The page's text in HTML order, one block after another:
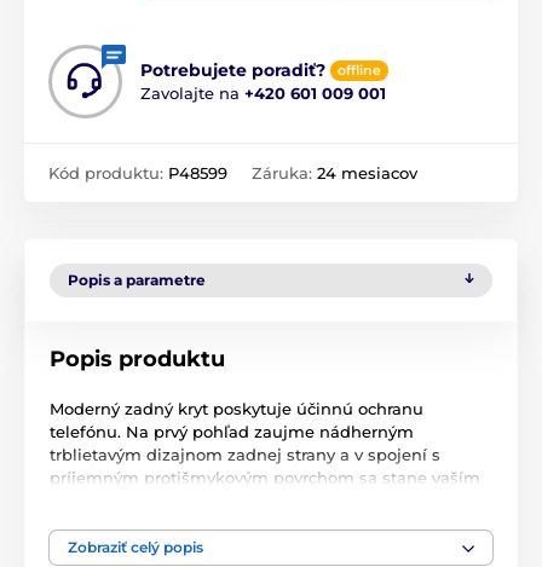
Potrebujete poradiť? offline
Zavolajte na +420 601 009 001
Kód produktu: P48599 Záruka: 24 mesiacov
Popis a parametre
Popis produktu
Moderný zadný kryt poskytuje účinnú ochranu
telefónu. Na prvý pohľad zaujme nádherným
trblietavým dizajnom zadnej strany a v spojení s
príjemným protišmykovým povrchom sa stane vaším
fotoaparát poskytuje zvýšenú ochranu skla a
Zobraziť celý popis